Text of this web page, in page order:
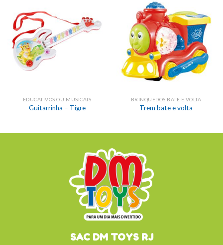
EDUCATIVOS OU MUSICAIS
Guitarrinha – Tigre
BRINQUEDOS BATE E VOLTA
Trem bate e volta
SAC DM TOYS RJ